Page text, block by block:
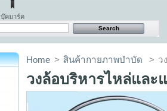
บุ๊คมาร์ค
Home > สินค้ากายภาพบำบัด > ว
วงล้อบริหารไหล่และ